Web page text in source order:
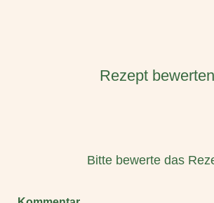
Rezept bewerten
Bitte bewerte das